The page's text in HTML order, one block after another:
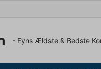
- Fyns Ældste & Bedste